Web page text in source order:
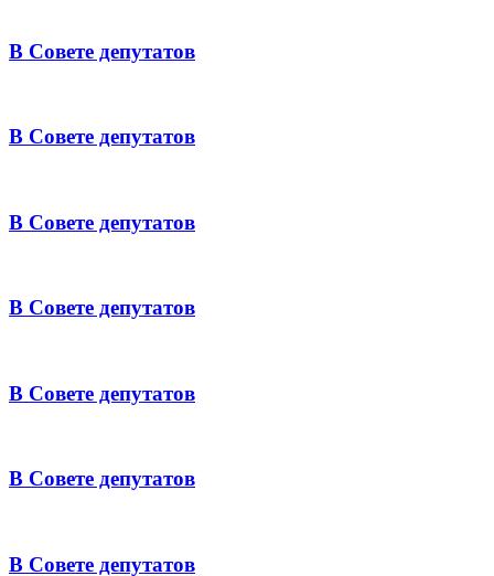
В Совете депутатов
В Совете депутатов
В Совете депутатов
В Совете депутатов
В Совете депутатов
В Совете депутатов
В Совете депутатов